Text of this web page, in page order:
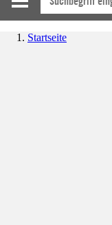
Startseite